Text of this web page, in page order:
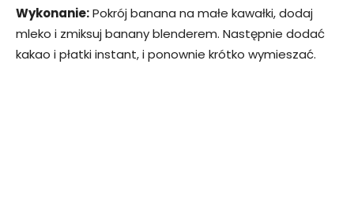
Wykonanie:Pokrój banana na małe kawałki, dodaj
mleko i zmiksuj banany blenderem. Następnie dodać
kakao i płatki instant, i ponownie krótko wymieszać.